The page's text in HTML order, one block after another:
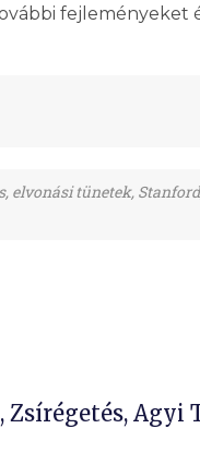
fejleményeket
, elvonási tünetek, Stanford
Agyi